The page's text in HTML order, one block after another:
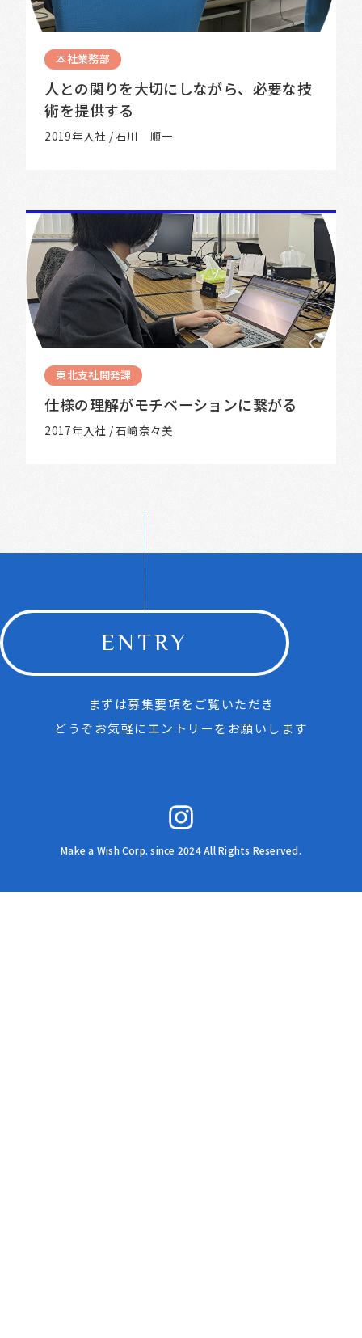
本社業務部
人との関りを大切にしながら、必要な技
術を提供する
2019年入社 / 石川 順一
東北支社開発課
仕様の理解がモチベーションに繋がる
2017年入社 / 石崎奈々美
ENTRY
まずは募集要項をご覧いただき
どうぞお気軽にエントリーをお願いします
Make a Wish Corp. since 2024 All Rights Reserved.